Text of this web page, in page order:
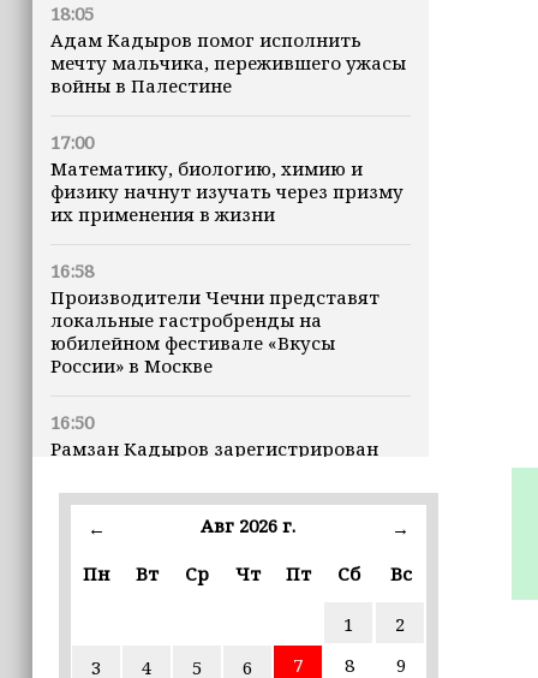
18:05
Адам Кадыров помог исполнить
мечту мальчика, пережившего ужасы
войны в Палестине
17:00
Математику, биологию, химию и
физику начнут изучать через призму
их применения в жизни
16:58
Производители Чечни представят
локальные гастробренды на
юбилейном фестивале «Вкусы
России» в Москве
16:50
Рамзан Кадыров зарегистрирован
16:47
землетрясения, рассказала
16:12
← Авг 2026 г.
→
Пн
Вт Ср Чт Пт Сб Вс
1
2
3
4 5 6 7 8
9